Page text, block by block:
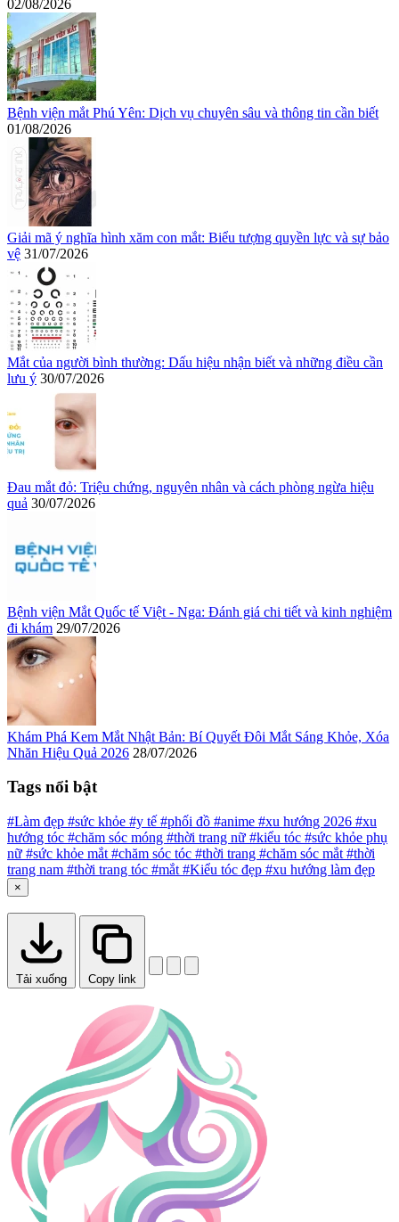
02/08/2026
Bệnh viện mắt Phú Yên: Dịch vụ chuyên sâu và thông tin cần biết
01/08/2026
Giải mã ý nghĩa hình xăm con mắt: Biểu tượng quyền lực và sự bảo
vệ 31/07/2026
Mắt của người bình thường: Dấu hiệu nhận biết và những điều cần
lưu ý 30/07/2026
Đau mắt đỏ: Triệu chứng, nguyên nhân và cách phòng ngừa hiệu
quả 30/07/2026
Bệnh viện Mắt Quốc tế Việt - Nga: Đánh giá chi tiết và kinh nghiệm
đi khám 29/07/2026
Khám Phá Kem Mắt Nhật Bản: Bí Quyết Đôi Mắt Sáng Khỏe, Xóa
Nhăn Hiệu Quả 2026 28/07/2026
Tags nổi bật
#Làm đẹp #sức khỏe #y tế #phối đồ #anime #xu hướng 2026 #xu
hướng tóc #chăm sóc móng #thời trang nữ #kiểu tóc #sức khỏe phụ
nữ #sức khỏe mắt #chăm sóc tóc #thời trang #chăm sóc mắt #thời
trang nam #thời trang tóc #mắt #Kiểu tóc đẹp #xu hướng làm đẹp
×
Tải xuống Copy link